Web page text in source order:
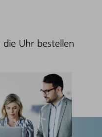
Uhr bestellen